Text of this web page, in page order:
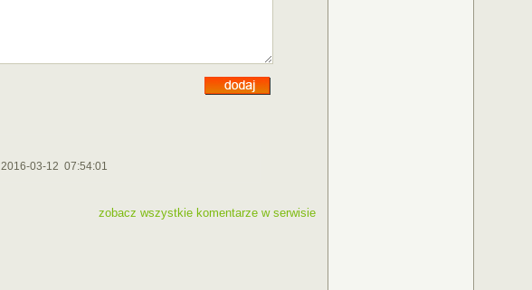
2016-03-12 07:54:01
zobacz wszystkie komentarze w serwisie